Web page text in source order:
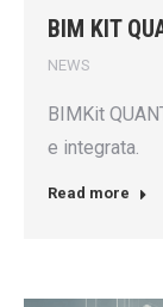
BIM KIT
NEWS
BIMKit
e integrata.
Read more